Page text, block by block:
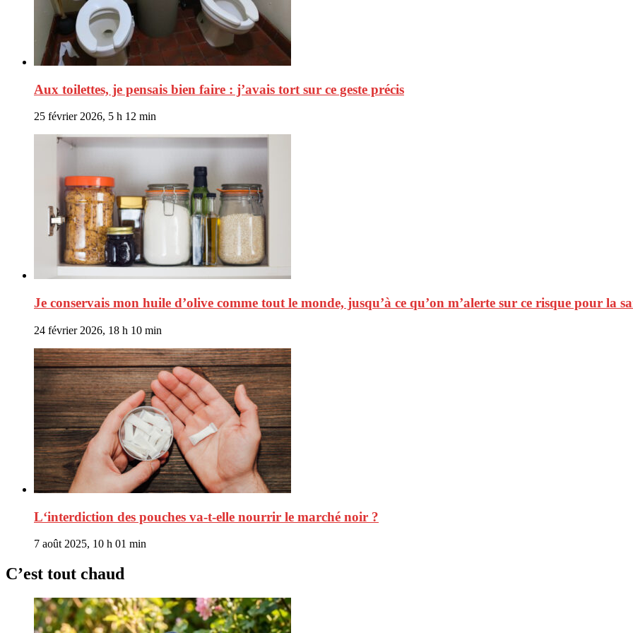
Aux toilettes, je pensais bien faire : j’avais tort sur ce geste précis
25 février 2026, 5 h 12 min
Je conservais mon huile d’olive comme tout le monde, jusqu’à ce qu’on m’alerte sur ce risque pour la
24 février 2026, 18 h 10 min
L‘interdiction des pouches va-t-elle nourrir le marché noir ?
7 août 2025, 10 h 01 min
C’est tout chaud